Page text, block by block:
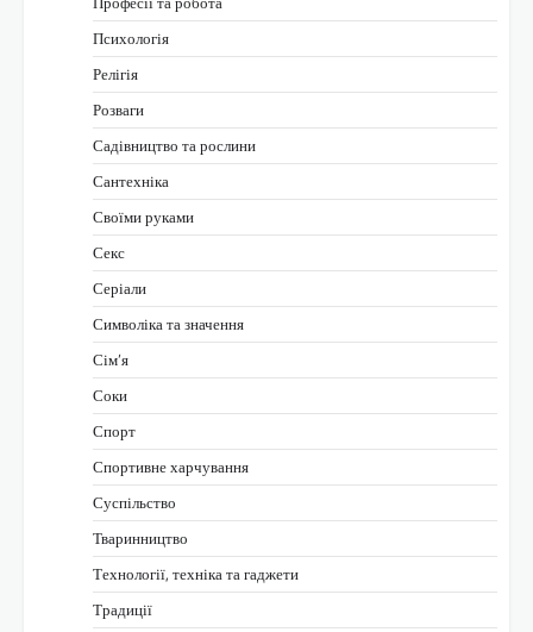
Психологія
Релігія
Розваги
Садівництво та рослини
Сантехніка
Своїми руками
Секс
Серіали
Символіка та значення
Сім’я
Соки
Спорт
Спортивне харчування
Суспільство
Тваринництво
Технології, техніка та гаджети
Традиції